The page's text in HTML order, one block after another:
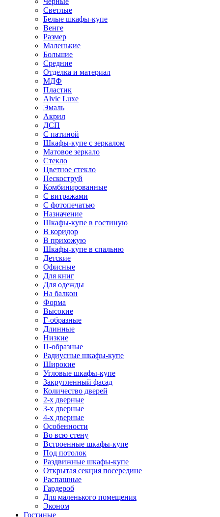
Светлые
Белые шкафы-купе
Венге
Размер
Маленькие
Большие
Средние
Отделка и материал
МДФ
Пластик
Alvic Luxe
Эмаль
Акрил
ДСП
С патиной
Шкафы-купе с зеркалом
Матовое зеркало
Стекло
Цветное стекло
Пескоструй
Комбинированные
С витражами
С фотопечатью
Назначение
Шкафы-купе в гостиную
В коридор
В прихожую
Шкафы-купе в спальню
Детские
Офисные
Для книг
Для одежды
На балкон
Форма
Высокие
Г-образные
Длинные
Низкие
П-образные
Радиусные шкафы-купе
Широкие
Угловые шкафы-купе
Закругленный фасад
Количество дверей
2-х дверные
3-х дверные
4-х дверные
Особенности
Во всю стену
Встроенные шкафы-купе
Под потолок
Раздвижные шкафы-купе
Открытая секция посередине
Распашные
Гардероб
Для маленького помещения
Эконом
Гостиные